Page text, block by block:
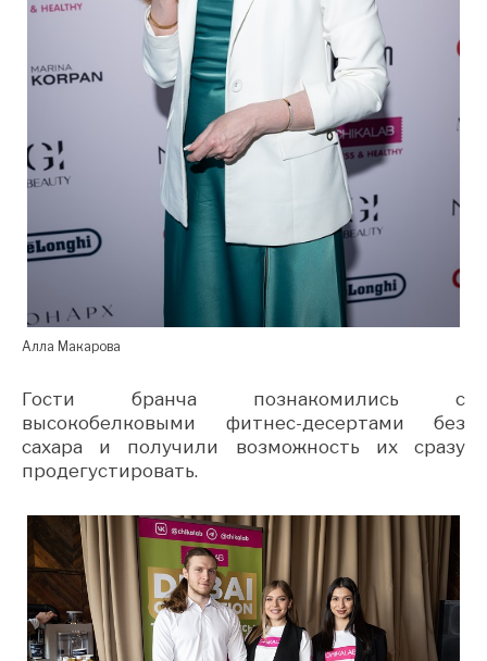
Алла Макарова
Гости бранча познакомились с
высокобелковыми фитнес-десертами без
сахара и получили возможность их сразу
продегустировать.